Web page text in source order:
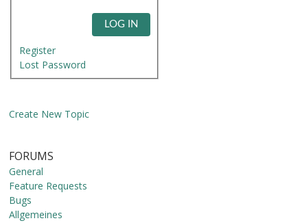
LOG IN
Register
Lost Password
Create New Topic
FORUMS
General
Feature Requests
Bugs
Allgemeines